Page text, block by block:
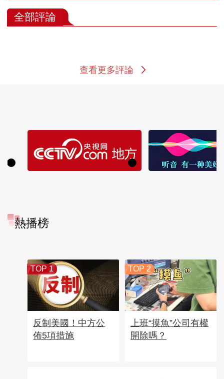
全部評論
查看更多評論
熱播榜
TOP 1
反制美國！中方公
佈5項措施
TOP 2
上班“摸魚”公司有權
開除嗎？